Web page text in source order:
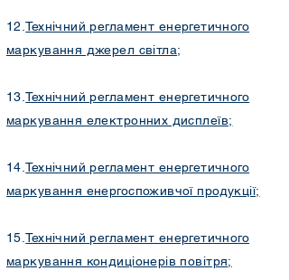
12.Технічний регламент енергетичного
маркування джерел світла;
13.Технічний регламент енергетичного
маркування електронних дисплеїв;
14.Технічний регламент енергетичного
маркування енергоспоживчої продукції;
15.Технічний регламент енергетичного
маркування кондиціонерів повітря;